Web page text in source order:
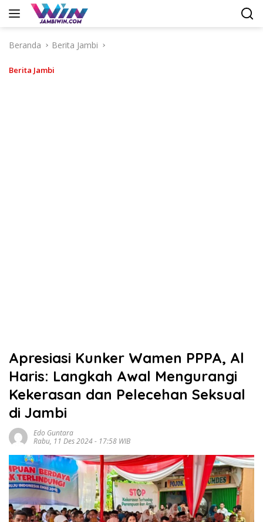
Langsung
Beranda
Berita Jambi
Berita Jambi
Apresiasi Kunker Wamen PPPA, Al
Haris: Langkah Awal Mengurangi
Kekerasan dan Pelecehan Seksual
di Jambi
Edo Guntara
Rabu, 11 Des 2024 - 17:58 WIB